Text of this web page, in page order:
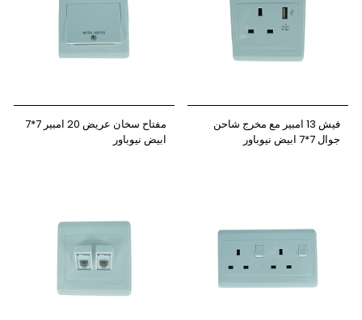
فيش 13 امبير مع مخرج شاحن
جوال 7*7 ابيض نيوباور
مفتاح سخان عريض 20 امبير 7*7
ابيض نيوباور